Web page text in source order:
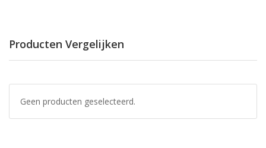
Producten Vergelijken
Geen producten geselecteerd.